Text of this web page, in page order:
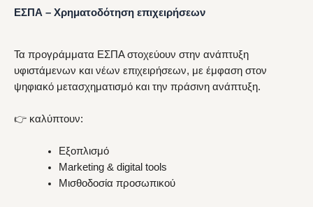
ΕΣΠΑ – Χρηματοδότηση επιχειρήσεων
Τα προγράμματα ΕΣΠΑ στοχεύουν στην ανάπτυξη
υφιστάμενων και νέων επιχειρήσεων, με έμφαση στον
ψηφιακό μετασχηματισμό και την πράσινη ανάπτυξη.
👉 καλύπτουν:
Εξοπλισμό
Marketing & digital tools
Μισθοδοσία προσωπικού